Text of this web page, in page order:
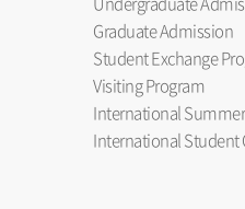
Graduate Admission
Student Exchange
Visiting Program
International
International Student